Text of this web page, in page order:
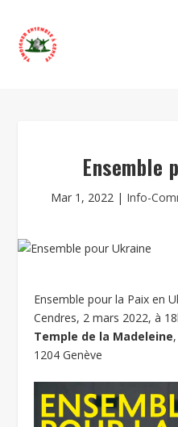
Ensemble
Mar 1, 2022 | Info-
Ensemble pour la Paix en
Cendres, 2 mars 2022, à
Temple de la Madeleine
1204 Genève